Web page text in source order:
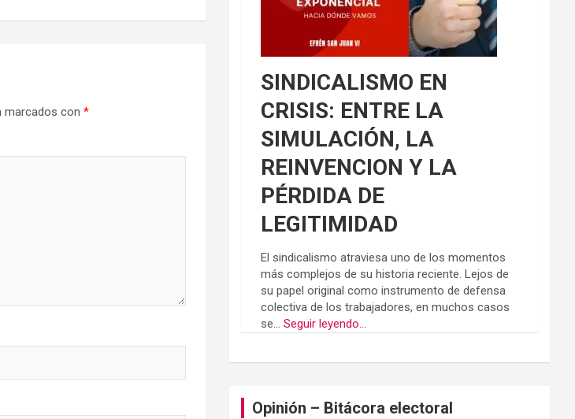
marcados con *
SINDICALISMO EN
CRISIS: ENTRE LA
SIMULACIÓN, LA
REINVENCION Y LA
PÉRDIDA DE
LEGITIMIDAD
El sindicalismo atraviesa uno de los momentos
más complejos de su historia reciente. Lejos de
su papel original como instrumento de defensa
colectiva de los trabajadores, en muchos casos
se...Seguir leyendo...
Opinión – Bitácora electoral